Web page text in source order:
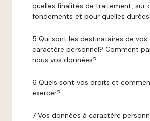
quelles finalités de traitement, sur
fondements et pour quelles
5 Qui sont les destinataires de vos
caractère personnel? Comment
nous vos données?
6 Quels sont vos droits et
exercer?
7 Vos données à caractère